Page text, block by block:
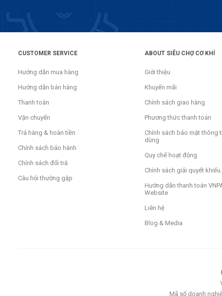
CUSTOMER SERVICE
Hướng dẫn mua hàng
Hướng dẫn bán hàng
Thanh toán
Vận chuyển
Trả hàng & hoàn tiền
Chính sách bảo hành
Chính sách đổi trả
Câu hỏi thường gặp
ABOUT SIÊU CHỢ CƠ KHÍ
Giới thiệu
Khuyến mãi
Chính sách giao hàng
Phương thức thanh toán
Chính sách bảo mật thông
dùng
Quy chế hoạt động
Chính sách giải quyết khiếu
Hướng dẫn thanh toán
Website
Liên hệ
Blog & Media
Mã số doanh